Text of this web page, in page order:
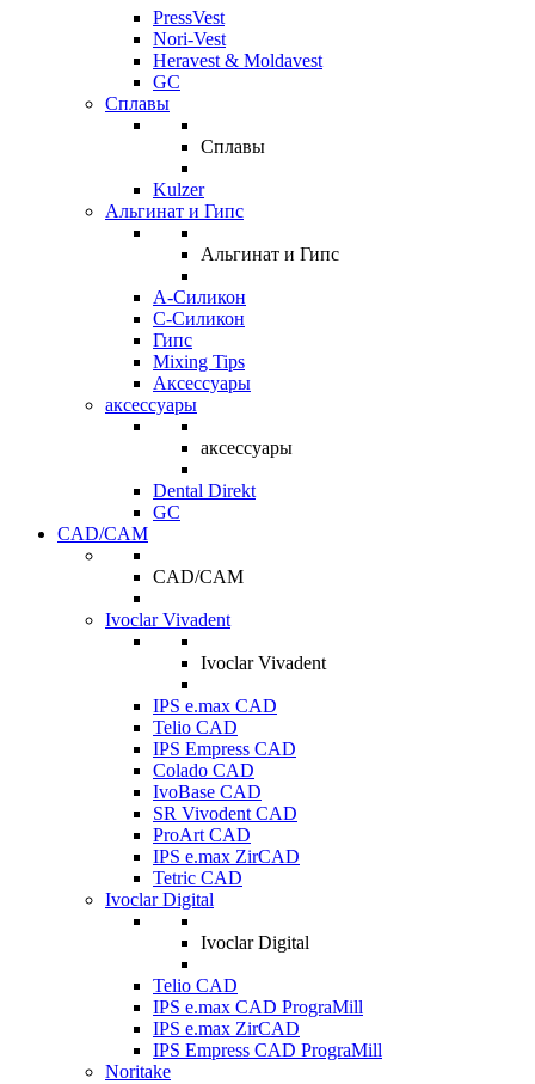
PressVest
Nori-Vest
Heravest & Moldavest
GC
Сплавы
Сплавы
Kulzer
Альгинат и Гипс
Альгинат и Гипс
A-Силикон
C-Силикон
Гипс
Mixing Tips
Аксессуары
аксессуары
аксессуары
Dental Direkt
GC
CAD/CAM
CAD/CAM
Ivoclar Vivadent
Ivoclar Vivadent
IPS e.max CAD
Telio CAD
IPS Empress CAD
Colado CAD
IvoBase CAD
SR Vivodent CAD
ProArt CAD
IPS e.max ZirCAD
Tetric CAD
Ivoclar Digital
Ivoclar Digital
Telio CAD
IPS e.max CAD PrograMill
IPS e.max ZirCAD
IPS Empress CAD PrograMill
Noritake